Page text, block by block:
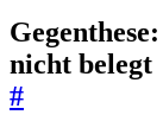
nicht belegt
#